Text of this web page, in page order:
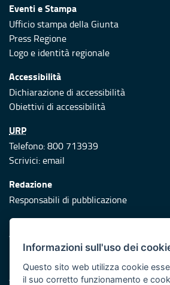
Eventi e Stampa
Ufficio stampa della Giunta
Press Regione
Logo e identità regionale
Accessibilità
Dichiarazione di accessibilità
Obiettivi di accessibilità
URP
Telefono: 800 713939
Scrivici:email
Redazione
Responsabili di pubblicazione
Protezione civile
Vai al sito di Protezione Civile Puglia
Iniziativa finanziata con risorse del
Asse XI
Informazioni sull'uso dei
Questo sito web utilizza cookie
il suo corretto funzionamento e